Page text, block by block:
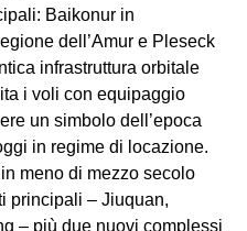
Baikonur in
dell’Amur e Pleseck
infrastruttura orbitale
i voli con equipaggio
un simbolo dell’epoca
in regime di locazione.
meno di mezzo secolo
principali – Jiuquan,
– più due nuovi complessi